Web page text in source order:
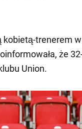
kobietą-trenerem
że
Union.